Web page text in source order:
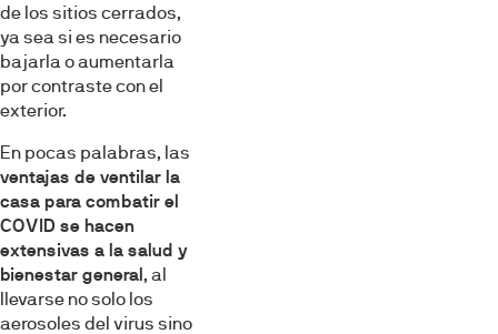
Selección
de
consentimiento
Necesarias
Estadística
Marketing
de los sitios cerrados,
ya sea si es necesario
bajarla o aumentarla
por contraste con el
exterior.
En pocas palabras, las
ventajas de ventilar la
casa para combatir el
COVID se hacen
extensivas a la salud y
bienestar general, al
llevarse no solo los
aerosoles del virus sino